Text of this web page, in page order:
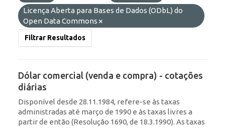
Licença Aberta para Bases de Dados (ODbL) do
Open Data Commons
Filtrar Resultados
Dólar comercial (venda e compra) - cotações
diárias
Disponível desde 28.11.1984, refere-se às taxas
administradas até março de 1990 e às taxas livres a
partir de então (Resolução 1690, de 18.3.1990). As taxas